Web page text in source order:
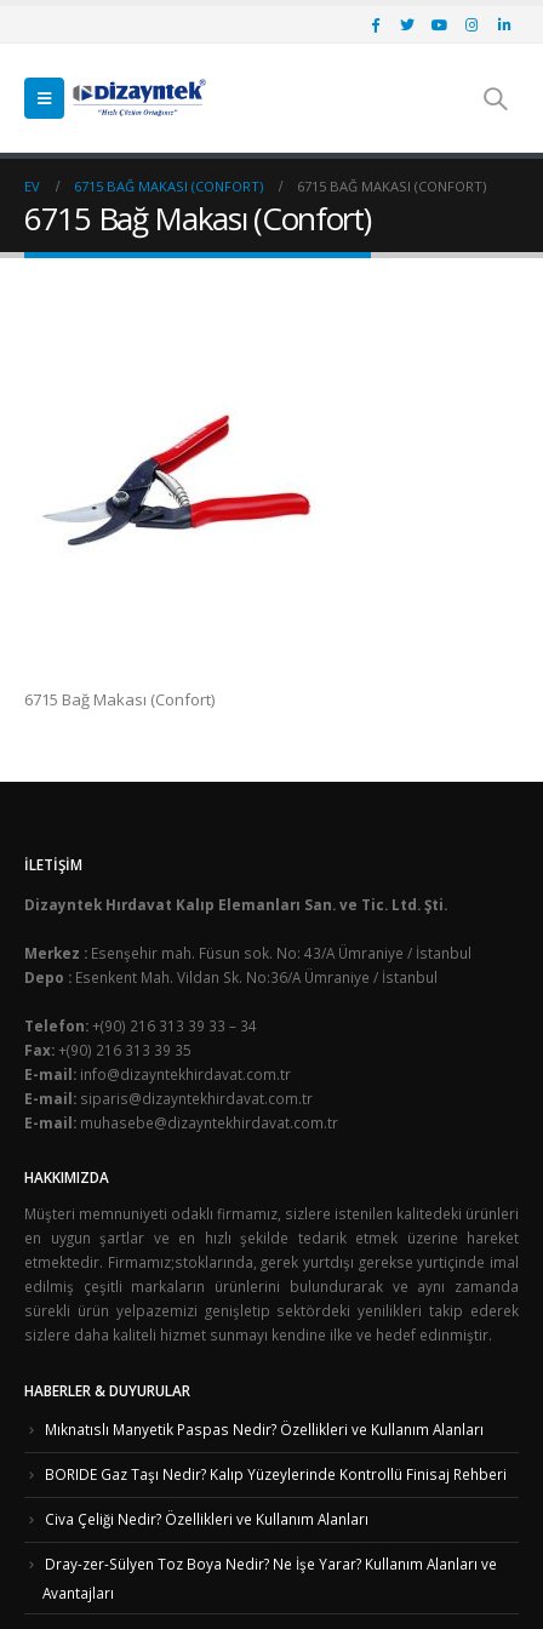
EV 6715 BAĞ MAKASI (CONFORT) 6715 BAĞ MAKASI (CONFORT)
6715 Bağ Makası (Confort)
6715 Bağ Makası (Confort)
İLETIŞIM
Dizayntek Hırdavat Kalıp Elemanları San. ve Tic. Ltd. Şti.
Merkez : Esenşehir mah. Füsun sok. No: 43/A Ümraniye / İstanbul
Depo : Esenkent Mah. Vildan Sk. No:36/A Ümraniye / İstanbul
Telefon:+(90) 216 313 39 33 – 34
Fax:+(90) 216 313 39 35
E-mail: info@dizayntekhirdavat.com.tr
E-mail: siparis@dizayntekhirdavat.com.tr
E-mail: muhasebe@dizayntekhirdavat.com.tr
HAKKIMIZDA
Müşteri memnuniyeti odaklı firmamız, sizlere istenilen kalitedeki ürünleri
en uygun şartlar ve en hızlı şekilde tedarik etmek üzerine hareket
etmektedir. Firmamız;stoklarında, gerek yurtdışı gerekse yurtiçinde imal
edilmiş çeşitli markaların ürünlerini bulundurarak ve aynı zamanda
sürekli ürün yelpazemizi genişletip sektördeki yenilikleri takip ederek
sizlere daha kaliteli hizmet sunmayı kendine ilke ve hedef edinmiştir.
HABERLER & DUYURULAR
Mıknatıslı Manyetik Paspas Nedir? Özellikleri ve Kullanım Alanları
BORIDE Gaz Taşı Nedir? Kalıp Yüzeylerinde Kontrollü Finisaj Rehberi
Civa Çeliği Nedir? Özellikleri ve Kullanım Alanları
Dray-zer-Sülyen Toz Boya Nedir? Ne İşe Yarar? Kullanım Alanları ve
Avantajları